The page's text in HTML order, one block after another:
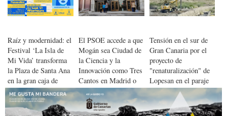
Raíz y modernidad: el
Festival ‘La Isla de
Mi Vida’ transforma
la Plaza de Santa Ana
en la gran caja de
resonancia de la
creatividad de Gran
Canaria
El PSOE accede a que
Mogán sea Ciudad de
la Ciencia y la
Innovación como Tres
Cantos en Madrid o
Vic en Barcelona
Tensión en el sur de
Gran Canaria por el
proyecto de
"renaturalización" de
Lopesan en el paraje
de Veneguera